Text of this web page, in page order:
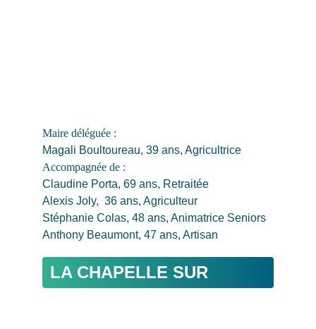
Maire déléguée :
Magali Boultoureau, 39 ans, Agricultrice
Accompagnée de :
Claudine Porta, 69 ans, Retraitée
Alexis Joly,  36 ans, Agriculteur
Stéphanie Colas, 48 ans, Animatrice Seniors
Anthony Beaumont, 47 ans, Artisan
LA CHAPELLE SUR
OUDON